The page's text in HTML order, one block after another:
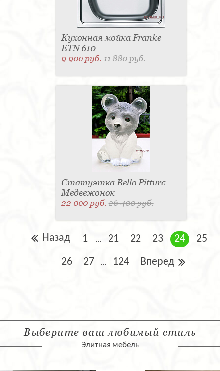
Кухонная мойка Franke
ETN 610
9 900 руб.11 880 руб.
Статуэтка Bello Pittura
Медвежонок
22 000 руб.26 400 руб.
Назад 1 ... 21 22 23 24 25
26 27 ... 124 Вперед
Выберите ваш любимый стиль
Элитная мебель